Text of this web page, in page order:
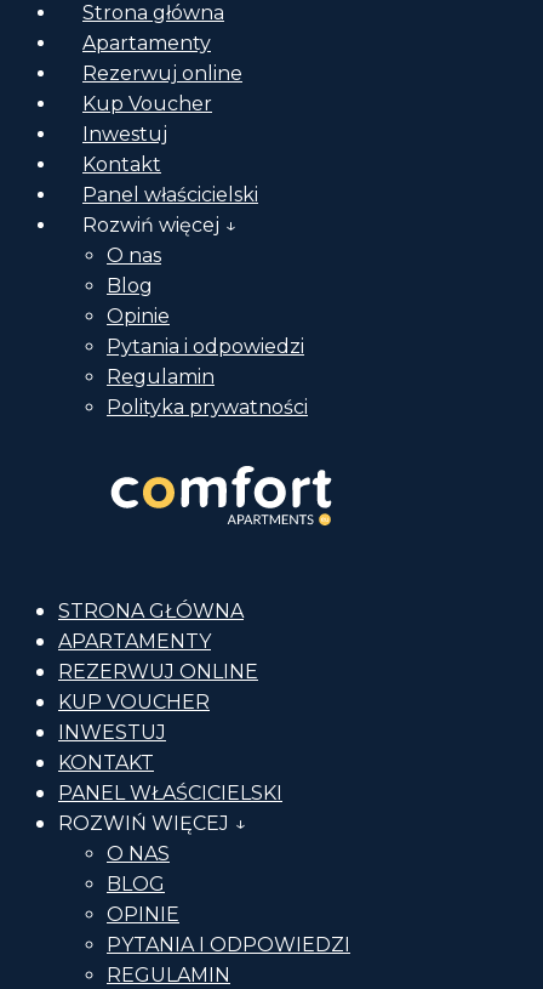
Strona główna
Apartamenty
Rezerwuj online
Kup Voucher
Inwestuj
Kontakt
Panel właścicielski
Rozwiń więcej ↓
O nas
Blog
Opinie
Pytania i odpowiedzi
Regulamin
Polityka prywatności
STRONA GŁÓWNA
APARTAMENTY
REZERWUJ ONLINE
KUP VOUCHER
INWESTUJ
KONTAKT
PANEL WŁAŚCICIELSKI
ROZWIŃ WIĘCEJ ↓
O NAS
BLOG
OPINIE
PYTANIA I ODPOWIEDZI
REGULAMIN